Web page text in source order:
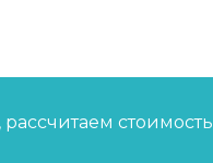
Вс 10:00-20:00
стоимость